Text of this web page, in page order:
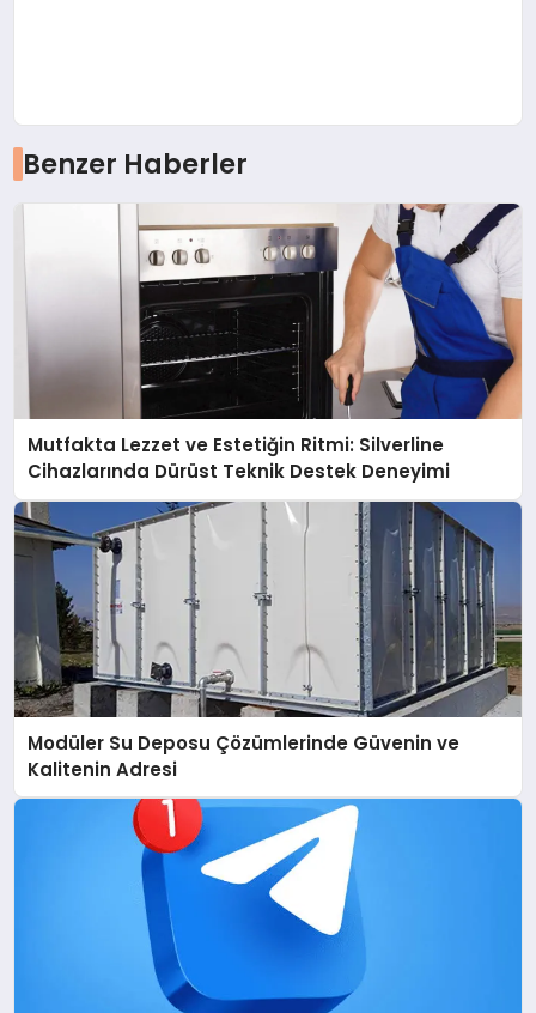
Benzer Haberler
Mutfakta Lezzet ve Estetiğin Ritmi: Silverline
Cihazlarında Dürüst Teknik Destek Deneyimi
Modüler Su Deposu Çözümlerinde Güvenin ve
Kalitenin Adresi